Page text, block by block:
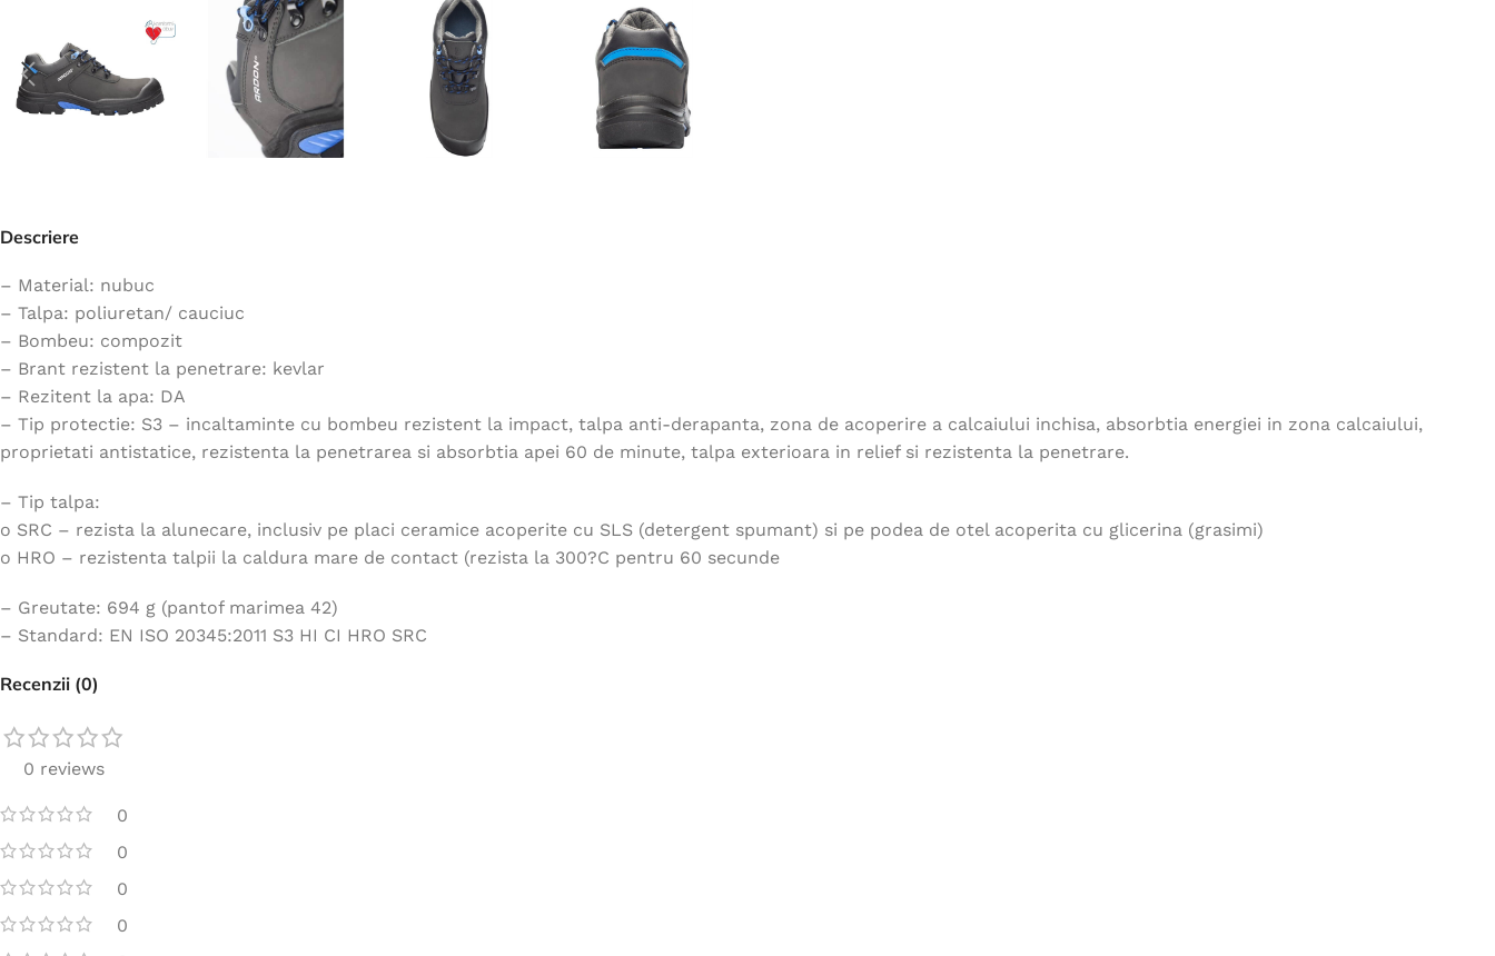
Hanorace
Veste
Combinezoane
Halate
Șorțuri
Accesorii
Îmbrăcăminte de Lucru
Descriere
– Material: nubuc
– Talpa: poliuretan/ cauciuc
– Bombeu: compozit
– Brant rezistent la penetrare: kevlar
– Rezitent la apa: DA
– Tip protectie: S3 – incaltaminte cu bombeu rezistent la impact, talpa anti-derapanta, zona de acoperire a calcaiului inchisa, absorbtia energiei in zona calcaiului,
proprietati antistatice, rezistenta la penetrarea si absorbtia apei 60 de minute, talpa exterioara in relief si rezistenta la penetrare.
– Tip talpa:
o SRC – rezista la alunecare, inclusiv pe placi ceramice acoperite cu SLS (detergent spumant) si pe podea de otel acoperita cu glicerina (grasimi)
o HRO – rezistenta talpii la caldura mare de contact (rezista la 300?C pentru 60 secunde
– Greutate: 694 g (pantof marimea 42)
– Standard: EN ISO 20345:2011 S3 HI CI HRO SRC
Recenzii (0)
0 reviews
0
0
0
0